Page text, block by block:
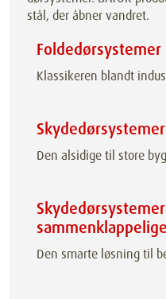
stål, der åbner vandret.
Foldedørsystemer
Klassikeren blandt
Skydedørsystemer
Den alsidige til store
Den smarte løsning til